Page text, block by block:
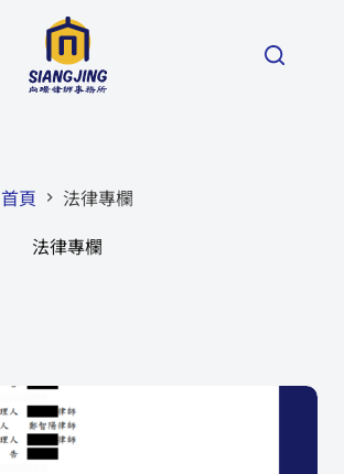
首頁
法律專欄
法律專欄